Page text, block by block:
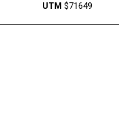
UTM$71649